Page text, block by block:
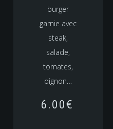
burger
garnie avec
steak,
salade,
tomates,
oignon…
6.00€